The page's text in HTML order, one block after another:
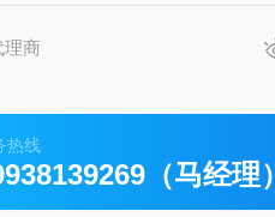
理商
热线
（马经理）